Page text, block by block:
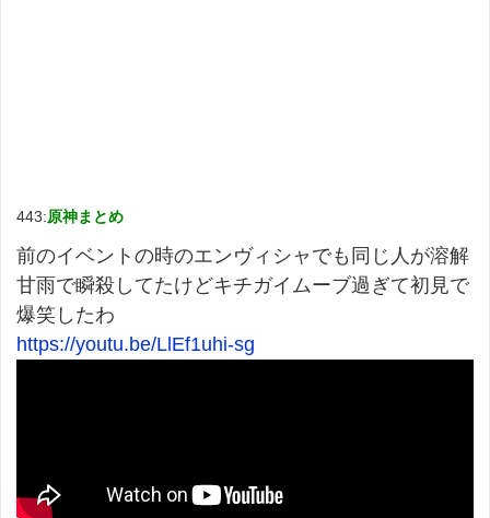
443:原神まとめ
前のイベントの時のエンヴィシャでも同じ人が溶解
甘雨で瞬殺してたけどキチガイムーブ過ぎて初見で
爆笑したわ
https://youtu.be/LlEf1uhi-sg